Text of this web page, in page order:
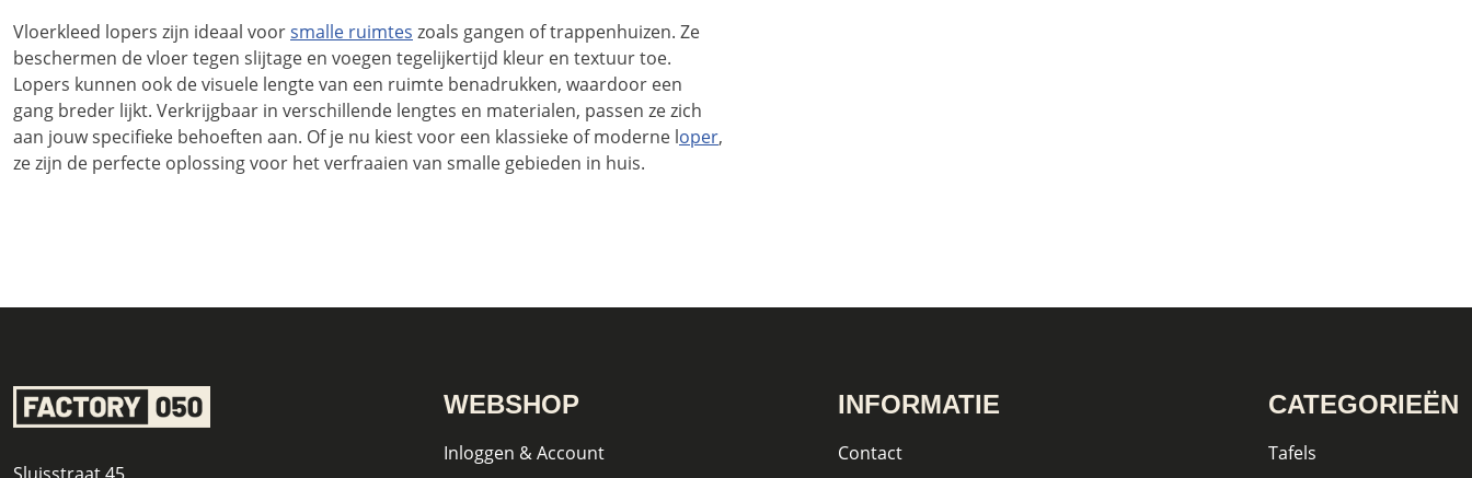
Vloerkleed lopers zijn ideaal voorsmalle ruimtes zoals gangen of trappenhuizen. Ze
beschermen de vloer tegen slijtage en voegen tegelijkertijd kleur en textuur toe.
Lopers kunnen ook de visuele lengte van een ruimte benadrukken, waardoor een
gang breder lijkt. Verkrijgbaar in verschillende lengtes en materialen, passen ze zich
aan jouw specifieke behoeften aan. Of je nu kiest voor een klassieke of moderne loper,
ze zijn de perfecte oplossing voor het verfraaien van smalle gebieden in huis.
WEBSHOP
Inloggen & Account
INFORMATIE
Contact
CATEGORIEËN
Tafels